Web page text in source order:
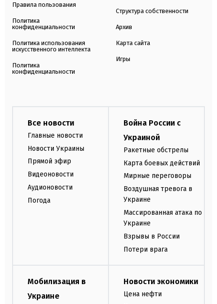
Правила пользования
Политика
конфиденциальности
Политика использования
искусственного интеллекта
Политика
конфиденциальности
Структура собственности
Архив
Карта сайта
Игры
Все новости
Главные новости
Новости Украины
Прямой эфир
Видеоновости
Аудионовости
Погода
Война России с
Украиной
Ракетные обстрелы
Карта боевых действий
Мирные переговоры
Воздушная тревога в
Украине
Массированная атака по
Украине
Взрывы в России
Потери врага
Мобилизация в
Украине
Новости экономики
Цена нефти